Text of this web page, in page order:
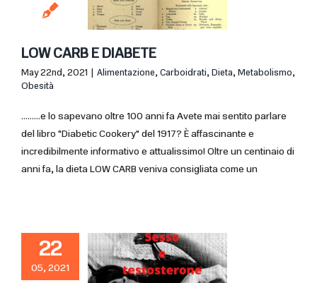
LOW CARB E DIABETE
May 22nd, 2021 | Alimentazione, Carboidrati, Dieta, Metabolismo,
Obesità
.........e lo sapevano oltre 100 anni fa Avete mai sentito parlare
del libro "Diabetic Cookery" del 1917? È affascinante e
incredibilmente informativo e attualissimo! Oltre un centinaio di
anni fa, la dieta LOW CARB veniva consigliata come un
22
05, 2021